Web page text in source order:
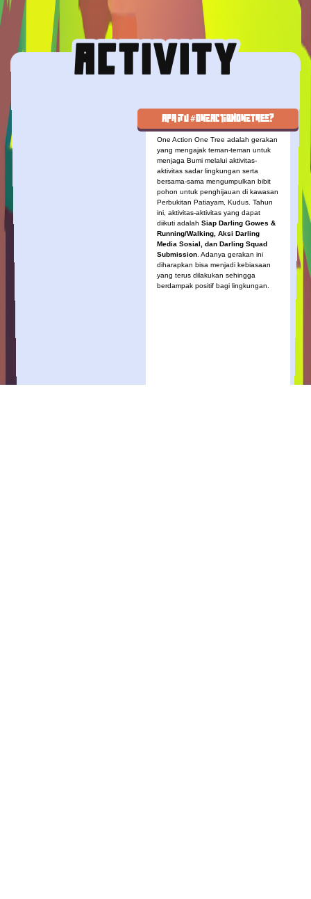
Apa itu #OneActionOneTree?
One Action One Tree adalah gerakan
yang mengajak teman-teman untuk
menjaga Bumi melalui aktivitas-
aktivitas sadar lingkungan serta
bersama-sama mengumpulkan bibit
pohon untuk penghijauan di kawasan
Perbukitan Patiayam, Kudus. Tahun
ini, aktivitas-aktivitas yang dapat
diikuti adalah Siap Darling Gowes &
Running/Walking, Aksi Darling
Media Sosial, dan Darling Squad
Submission. Adanya gerakan ini
diharapkan bisa menjadi kebiasaan
yang terus dilakukan sehingga
berdampak positif bagi lingkungan.